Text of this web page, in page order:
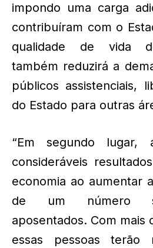
impondo uma carga
contribuíram com o
qualidade de vida
também reduzirá a
públicos assistenciais,
do Estado para outras
“Em segundo lugar,
consideráveis
economia ao aumentar
de um número
aposentados. Com mais
essas pessoas terão